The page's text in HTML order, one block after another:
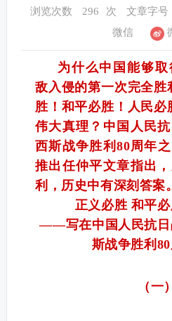
浏览次数
296 次 文章字号
微信
为什么中国能够
敌入侵的第一次完全胜
胜！和平必胜！人民必
伟大真理？中国人民
西斯战争胜利80周年
推出任仲平文章指出
利，历史中有深刻答案。
正义必胜 和平
——写在中国人民抗日
斯战争胜利
（一）